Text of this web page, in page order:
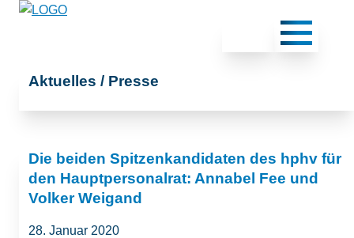
Aktuelles / Presse
Die beiden Spitzenkandidaten des hphv für
den Hauptpersonalrat: Annabel Fee und
Volker Weigand
28. Januar 2020